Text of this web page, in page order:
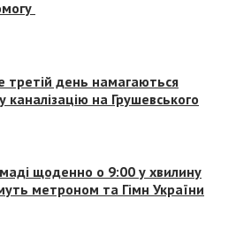
третій день намагаються
каналізацію на Грушевського
щоденно о 9:00 у хвилину
метроном та Гімн України